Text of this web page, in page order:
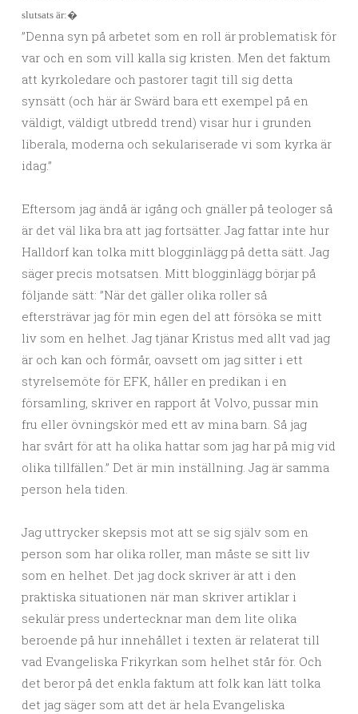
slutsats är:�
”Denna syn på arbetet som en roll är problematisk för
var och en som vill kalla sig kristen. Men det faktum
att kyrkoledare och pastorer tagit till sig detta
synsätt (och här är Swärd bara ett exempel på en
väldigt, väldigt utbredd trend) visar hur i grunden
liberala, moderna och sekulariserade vi som kyrka är
idag.”
Eftersom jag ändå är igång och gnäller på teologer så
är det väl lika bra att jag fortsätter. Jag fattar inte hur
Halldorf kan tolka mitt blogginlägg på detta sätt. Jag
säger precis motsatsen. Mitt blogginlägg börjar på
följande sätt: ”När det gäller olika roller så
eftersträvar jag för min egen del att försöka se mitt
liv som en helhet. Jag tjänar Kristus med allt vad jag
är och kan och förmår, oavsett om jag sitter i ett
styrelsemöte för EFK, håller en predikan i en
församling, skriver en rapport åt Volvo, pussar min
fru eller övningskör med ett av mina barn. Så jag
har svårt för att ha olika hattar som jag har på mig vid
olika tillfällen.” Det är min inställning. Jag är samma
person hela tiden.
Jag uttrycker skepsis mot att se sig själv som en
person som har olika roller, man måste se sitt liv
som en helhet. Det jag dock skriver är att i den
praktiska situationen när man skriver artiklar i
sekulär press undertecknar man dem lite olika
beroende på hur innehållet i texten är relaterat till
vad Evangeliska Frikyrkan som helhet står för. Och
det beror på det enkla faktum att folk kan lätt tolka
det jag säger som att det är hela Evangeliska